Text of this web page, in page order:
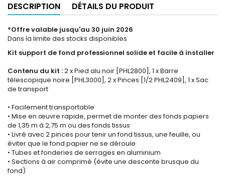
DESCRIPTION DÉTAILS DU PRODUIT
*Offre valable jusqu'au 30 juin 2026
Dans la limite des stocks disponibles
Kit support de fond professionnel solide et facile à installer
Contenu du kit :2 x Pied alu noir [PHL2800], 1 x Barre
télescopique noire [PHL3000], 2 x Pinces [1/2 PHL2409], 1 x Sac
de transport
• Facilement transportable
• Mise en œuvre rapide, permet de monter des fonds papiers
de 1,35 m à 2,75 m ou des fonds tissus
• Livré avec 2 pinces pour tenir un fond tissus, une feuille, ou
éviter que le fond papier ne se déroule
• Tubes et fonderies de serrages en aluminium
• Sections à air comprimé (évite une descente brusque du
fond)